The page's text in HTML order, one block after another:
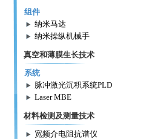
组件
纳米马达
纳米操纵机械手
真空和薄膜生长技术
系统
脉冲激光沉积系统PLD
Laser MBE
材料检测及测量技术
宽频介电阻抗谱仪